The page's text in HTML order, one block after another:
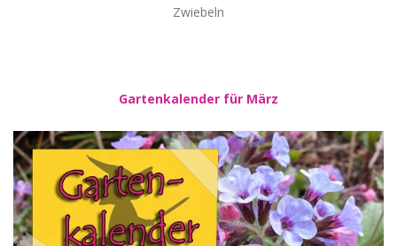
Zwiebeln
Gartenkalender für März